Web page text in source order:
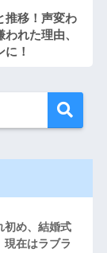
推移！声変わ
れた理由、
！
初め、結婚式
現在はラブラ